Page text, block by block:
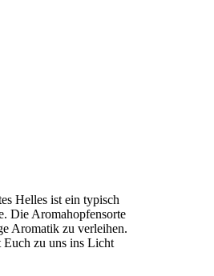
Helles ist ein typisch
Die Aromahopfensorte
Aromatik zu verleihen.
zu uns ins Licht